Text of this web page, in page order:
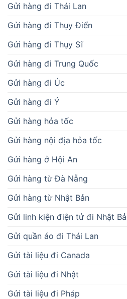
Gửi hàng đi Thái Lan
Gửi hàng đi Thụy Điển
Gửi hàng đi Thụy Sĩ
Gửi hàng đi Trung Quốc
Gửi hàng đi Úc
Gửi hàng đi Ý
Gửi hàng hỏa tốc
Gửi hàng nội địa hỏa tốc
Gửi hàng ở Hội An
Gửi hàng từ Đà Nẵng
Gửi hàng từ Nhật Bản
Gửi linh kiện điện tử đi Nhật
Gửi quần áo đi Thái Lan
Gửi tài liệu đi Canada
Gửi tài liệu đi Nhật
Gửi tài liệu đi Pháp